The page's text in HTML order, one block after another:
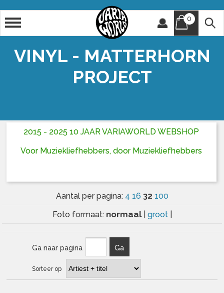
0
VINYL - MATTERHORN
PROJECT
2015 - 2025 10 JAAR VARIAWORLD WEBSHOP
Voor Muziekliefhebbers, door Muziekliefhebbers
Aantal per pagina: 4 16 32 100
Foto formaat: normaal groot
Ga naar pagina Ga
Sorteer op